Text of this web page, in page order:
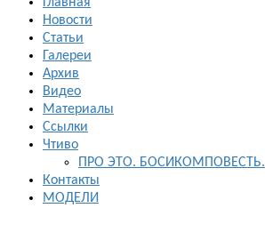
Новости
Статьи
Галереи
Архив
Видео
Материалы
Ссылки
Чтиво
ПРО ЭТО. БОСИКОМПОВЕСТЬ.
Контакты
МОДЕЛИ